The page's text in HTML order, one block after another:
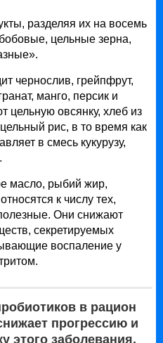
разделяя их на восемь
цельные зерна,
чернослив, грейпфрут,
манго, персик и
цельную овсянку, хлеб из
рис, в то время как
в смесь кукурузу,
масло, рыбий жир,
к числу тех,
Они снижают
секретируемых
воспаление у
в рацион
прогрессию и
этого заболевания.